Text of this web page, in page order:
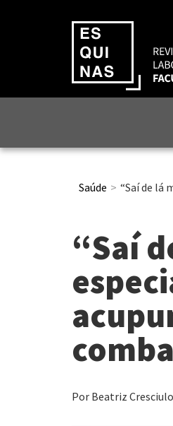
Saúde “Saí de lá
“Saí
Por Beatriz